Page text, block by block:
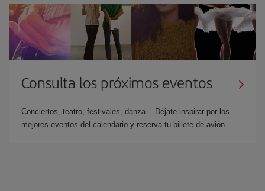
Consulta los próximos eventos
Conciertos, teatro, festivales, danza... Déjate inspirar por los
mejores eventos del calendario y reserva tu billete de avión